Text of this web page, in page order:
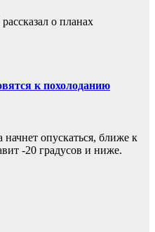
о планах
к похолоданию
опускаться, ближе к
-20 градусов и ниже.